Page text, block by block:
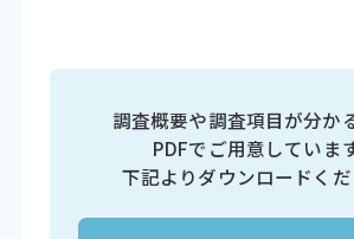
調査概要や調査項目が分か
PDFでご用意しています
下記よりダウンロードくだ